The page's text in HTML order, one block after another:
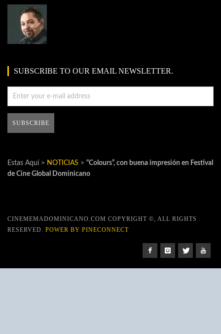
SUBSCRIBE TO OUR EMAIL NEWSLETTER.
Estas Aquí > NOTICIAS > “Colours”, con buena impresión en Festival
de Cine Global Dominicano
CINEMEMADOMINICANO.COM COPYRIGHT ©, ALL RIGHTS
RESERVED. POWER BY PINECONNECT